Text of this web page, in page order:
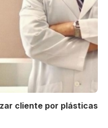
cliente por plásticas